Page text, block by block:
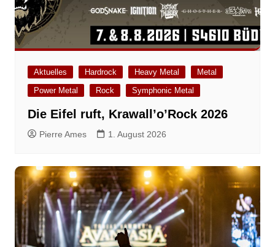
Aktuelles Hardrock Heavy Metal
Metal
Power Metal
Rock Symphonic Metal
Die Eifel ruft, Krawall’o’Rock 2026
Pierre Ames 1. August 2026